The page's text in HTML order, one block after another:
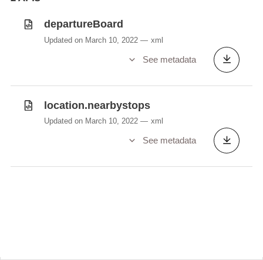
Exemple requête
departureBoard
Updated on March 10, 2022 xml
See metadata
location.nearbystops
Updated on March 10, 2022 xml
See metadata